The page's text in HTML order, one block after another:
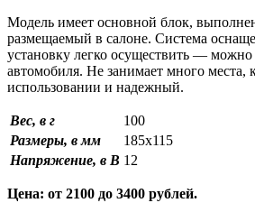
Модель имеет основной блок,
размещаемый в салоне. Система
установку легко осуществить —
автомобиля. Не занимает много места,
использовании и надежный.
Вес, в г
100
Размеры, в мм
185х115
Напряжение, в В 12
Цена: от 2100 до 3400 рублей.